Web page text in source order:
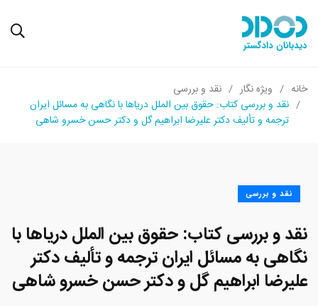
خانه ویژه نگار
نقد و بررسی
نقد و بررسی کتاب: حقوق بین الملل دریاها با نگاهی به مسائل ایران
ترجمه و تألیف دکتر علیرضا ابراهیم گل و دکتر حسن خسرو شاهی
نقد و بررسی
نقد و بررسی کتاب: حقوق بین الملل دریاها با
نگاهی به مسائل ایران ترجمه و تألیف دکتر
علیرضا ابراهیم گل و دکتر حسن خسرو شاهی